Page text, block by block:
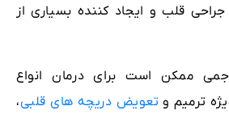
قلب و ایجاد کننده بسیاری از
ممکن است برای درمان انواع
ترمیم و تعویض دریچه های قلبی،